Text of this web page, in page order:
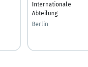
Internationale
Abteilung
Berlin